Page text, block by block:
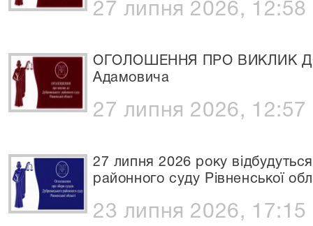
27 липня 2026, 12:58
ОГОЛОШЕННЯ ПРО ВИКЛИК ДО
Адамовича
27 липня 2026, 12:57
27 липня 2026 року
районного суду Рівненської
23 липня 2026, 17:15